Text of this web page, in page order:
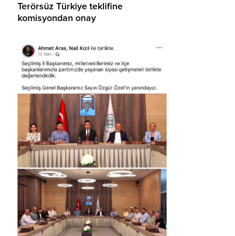
Terörsüz Türkiye teklifine
komisyondan onay